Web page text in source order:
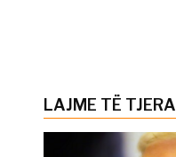
LAJME TË TJERA